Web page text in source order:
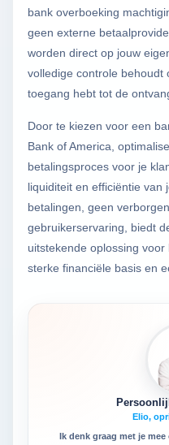
bank overboeking
geen externe
worden direct op jouw
volledige controle behoudt
toegang hebt tot de
Door te kiezen voor een
Bank of America,
betalingsproces voor je
liquiditeit en efficiëntie van
betalingen, geen
gebruikerservaring, biedt
uitstekende oplossing
sterke financiële basis en
Elio,
Ik denk graag met je